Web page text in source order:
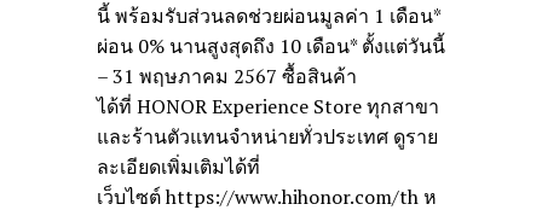
นี้ พร้อมรับส่วนลดช่วยผ่อนมูลค่า 1 เดือน*
ผ่อน 0% นานสูงสุดถึง 10 เดือน* ตั้งแต่วันนี้
– 31 พฤษภาคม 2567 ซื้อสินค้า
ได้ที่ HONOR Experience Store ทุกสาขา
และร้านตัวแทนจำหน่ายทั่วประเทศ ดูราย
ละเอียดเพิ่มเติมได้ที่
เว็บไซต์ https://www.hihonor.com/th ห